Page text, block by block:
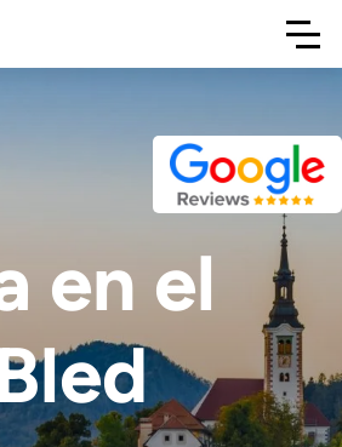
en el